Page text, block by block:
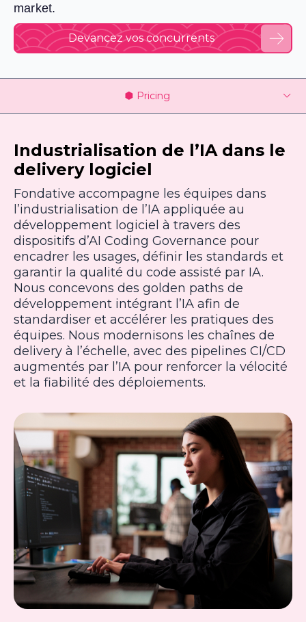
market.
Devancez vos concurrents
Pricing
Industrialisation de l’IA dans le
delivery logiciel
Fondative accompagne les équipes dans
l’industrialisation de l’IA appliquée au
développement logiciel à travers des
dispositifs d’AI Coding Governance pour
encadrer les usages, définir les standards et
garantir la qualité du code assisté par IA.
Nous concevons des golden paths de
développement intégrant l’IA afin de
standardiser et accélérer les pratiques des
équipes. Nous modernisons les chaînes de
delivery à l’échelle, avec des pipelines CI/CD
augmentés par l’IA pour renforcer la vélocité
et la fiabilité des déploiements.